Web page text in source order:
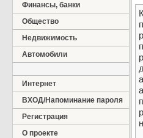
Финансы, банки
Общество
Недвижимость
Автомобили
Интернет
ВХОД/Напоминание пароля
Регистрация
О проекте